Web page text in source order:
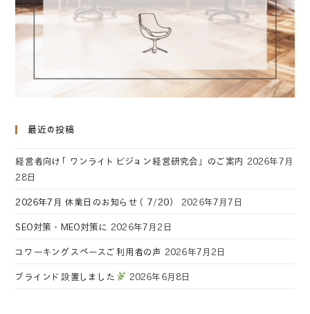
最近の投稿
経営者向け「ワンライトビジョン経営研究会」のご案内
2026年7月
28日
2026年7月 休業日のお知らせ（7/20） 2026年7月7日
SEO対策・MEO対策に 2026年7月2日
コワーキングスペースご利用者の声 2026年7月2日
ブラインド設置しました 2026年6月8日